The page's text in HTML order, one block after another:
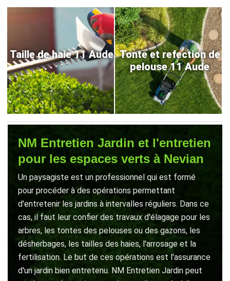
Taille de haie 11 Aude Tonte et refection de
pelouse 11 Aude
NM Entretien Jardin et l'entretien
pour les espaces verts à Nevian
Un paysagiste est un professionnel qui est formé
pour procéder à des opérations permettant
d'entretenir les jardins à intervalles réguliers. Dans ce
cas, il faut leur confier des travaux d'élagage pour les
arbres, les tontes des pelouses ou des gazons, les
désherbages, les tailles des haies, l'arrosage et la
fertilisation. Le but de ces opérations est l'assurance
d'un jardin bien entretenu. NM Entretien Jardin peut